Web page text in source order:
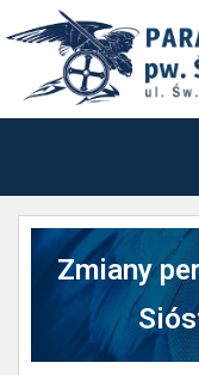
Zmiany